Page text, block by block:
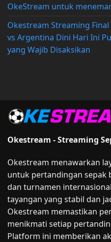
OkeStream untuk
Okestream Streaming
vs Argentina Dini Hari Ini
yang Wajib Disaksikan
Okestream - Streaming
Okestream menawarkan
untuk pertandingan sepak
dan turnamen
tayangan yang stabil dan
Okestream memastikan
menikmati setiap
Platform ini memberikan